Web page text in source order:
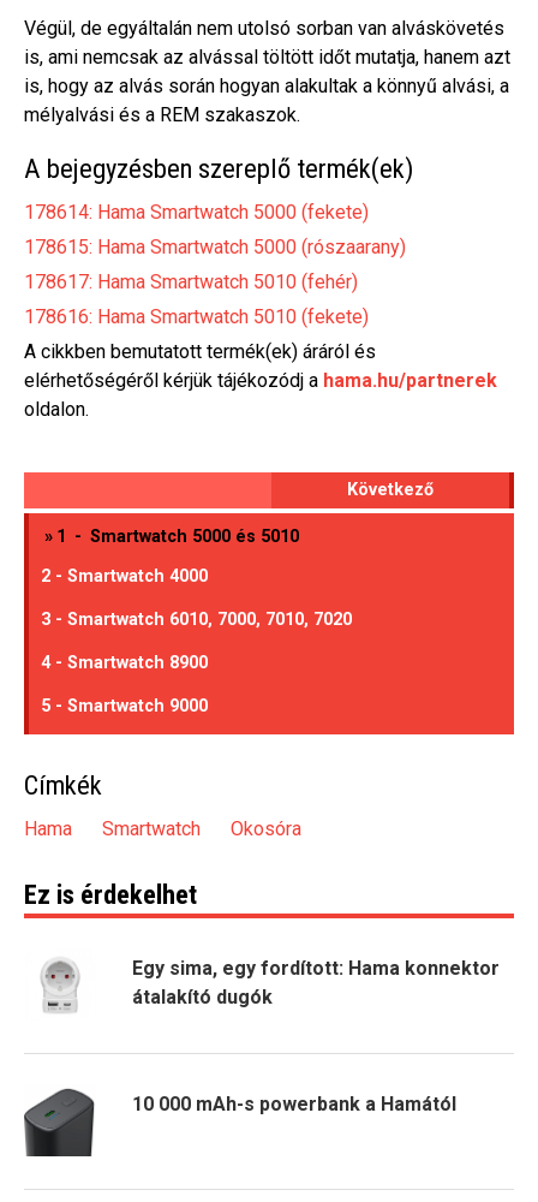
Végül, de egyáltalán nem utolsó sorban van alváskövetés
is, ami nemcsak az alvással töltött időt mutatja, hanem azt
is, hogy az alvás során hogyan alakultak a könnyű alvási, a
mélyalvási és a REM szakaszok.
A bejegyzésben szereplő termék(ek)
178614: Hama Smartwatch 5000 (fekete)
178615: Hama Smartwatch 5000 (rószaarany)
178617: Hama Smartwatch 5010 (fehér)
178616: Hama Smartwatch 5010 (fekete)
A cikkben bemutatott termék(ek) áráról és
elérhetőségéről kérjük tájékozódj a hama.hu/partnerek
oldalon.
Következő
» 1 - Smartwatch 5000 és 5010
2 - Smartwatch 4000
3 - Smartwatch 6010, 7000, 7010, 7020
4 - Smartwatch 8900
5 - Smartwatch 9000
Címkék
Hama Smartwatch Okosóra
Ez is érdekelhet
Egy sima, egy fordított: Hama konnektor
átalakító dugók
10 000 mAh-s powerbank a Hamától